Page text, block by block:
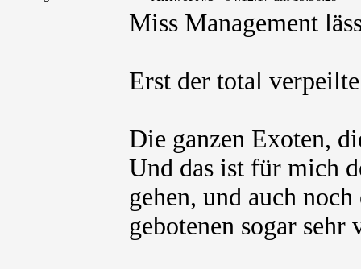
Miss Management
Erst der total
Die ganzen Exoten,
Und das ist für mich
gehen, und auch
gebotenen sogar sehr